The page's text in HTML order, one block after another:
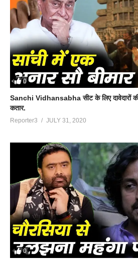
0
Sanchi Vidhansabha सीट के लिए दावेदारों
कतार.
Reporter3 JULY 31, 2020
0